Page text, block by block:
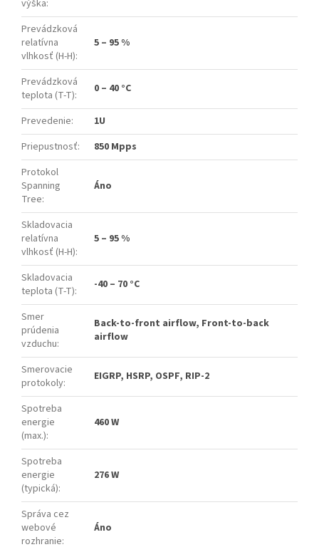
výška:
Prevádzková
relatívna
vlhkosť (H-H):
5 – 95 %
Prevádzková
teplota (T-T): 0 – 40 °C
Prevedenie:
1U
Priepustnosť:
850 Mpps
Protokol
Spanning
Tree:
Áno
Skladovacia
relatívna
vlhkosť (H-H):
5 – 95 %
Skladovacia
teplota (T-T): -40 – 70 °C
Smer
prúdenia
vzduchu:
Back-to-front airflow, Front-to-back
airflow
Smerovacie
protokoly: EIGRP, HSRP, OSPF, RIP-2
Spotreba
energie
(max.):
460 W
Spotreba
energie
(typická):
276 W
Správa cez
webové
rozhranie:
Áno